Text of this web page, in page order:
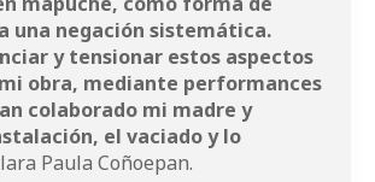
una negación sistemática.
y tensionar estos aspectos
obra, mediante performances
colaborado mi madre y
el vaciado y lo
Paula Coñoepan.